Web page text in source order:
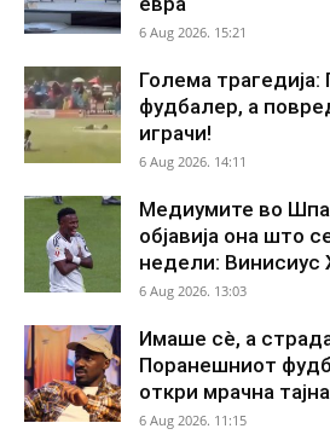
6 Aug 2026. 15:21
Голема трагедија:
фудбалер, а
играчи!
6 Aug 2026. 14:11
Медиумите во
објавија она што
недели: Винисиус
6 Aug 2026. 13:03
Имаше сè, а
Поранешниот
откри мрачна
6 Aug 2026. 11:15